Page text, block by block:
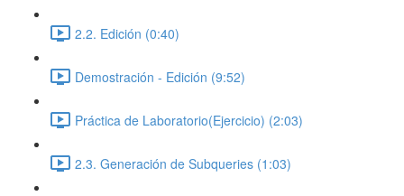
2.2. Edición (0:40)
Demostración - Edición (9:52)
Práctica de Laboratorio(Ejercicio) (2:03)
2.3. Generación de Subqueries (1:03)